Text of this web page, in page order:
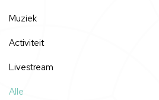
Muziek
Activiteit
Livestream
Alle